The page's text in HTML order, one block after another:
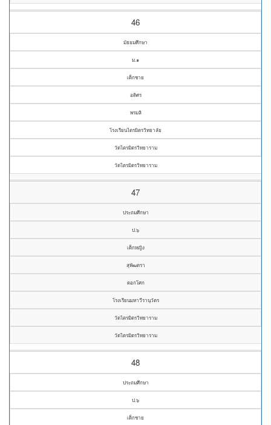
46
มัธยมศึกษา
ม.๑
เด็กชาย
อดิศร
พรมลิ
โรงเรียนไตรมิตรวิทยาลัย
วัดไตรมิตรวิทยาราม
วัดไตรมิตรวิทยาราม
47
ประถมศึกษา
ป.๖
เด็กหญิง
สุพัฒตรา
ดอกโศก
โรงเรียนมหาวีรานุวัตร
วัดไตรมิตรวิทยาราม
วัดไตรมิตรวิทยาราม
48
ประถมศึกษา
ป.๖
เด็กชาย